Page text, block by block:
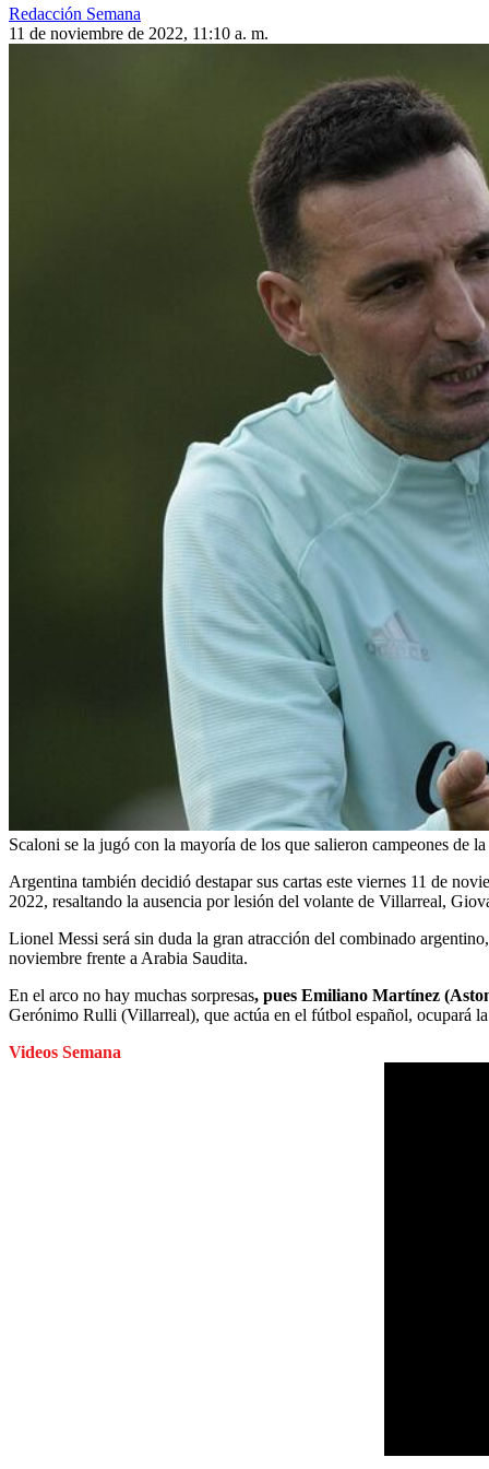
Redacción Semana
11 de noviembre de 2022, 11:10 a. m.
Scaloni se la jugó con la mayoría de los que salieron campeones de
Argentina también decidió destapar sus cartas este viernes 11 de
2022, resaltando la ausencia por lesión del volante de Villarreal,
Lionel Messi será sin duda la gran atracción del combinado
noviembre frente a Arabia Saudita.
En el arco no hay muchas sorpresas, pues Emiliano Martínez
Gerónimo Rulli (Villarreal), que actúa en el fútbol español, ocupará
Videos Semana